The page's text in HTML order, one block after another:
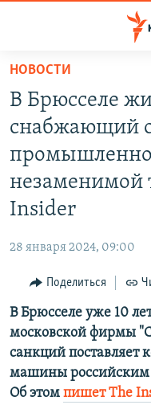
Вернуться
основному
содержанию
главной
навигации
СПЕЦПРОЕКТЫ
КАРТА ВОЕННЫХ
11 ЛЕТ ОККУПАЦИИ
ЕЩЕ
ТЕЛЕПРОЕКТ
СОВЕТЫ
ПРОПАВШИЕ БЕЗ ВЕСТИ
ПОБЕДИТЕЛЕЙ НЕ СУДЯТ?
КРЫМ.НЕПОКОРЕННЫЙ
КАК ОБОЙТИ
Qırımtatar
ПРИСОЕДИНЯЙТЕСЬ!
НОВОСТИ
В Брюсселе
снабжающий
незаменимой
Insider
28 января 2024, 09:00
Поделиться
В Брюсселе уже 10
московской фирмы
санкций поставляет
машины российским
Об этом пишет The